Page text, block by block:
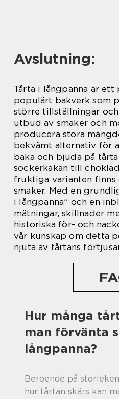
Avslutning:
Tårta i långpanna är
populärt bakverk som
större tillställningar
utbud av smaker och
producera stora
bekvämt alternativ för
baka och bjuda på
sockerkakan till
fruktiga varianten
smaker. Med en
i långpanna” och en
mätningar, skillnader
historiska för- och
vår kunskap om detta
njuta av tårtans
Hur många
man förvänta
långpanna?
Beroende på
hur tårtan skärs kan